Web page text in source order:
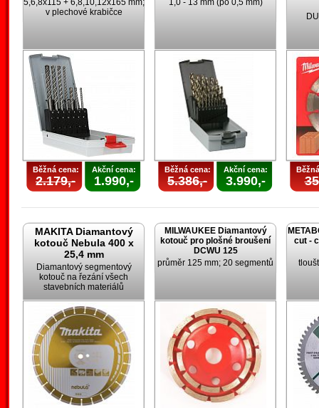
5,6,8x115 + 6,8,10,12x165 mm;
v plechové krabičce
Běžná cena:
2.179,-
Akční cena:
1.990,-
1,0 - 13 mm (po 0,5 mm)
Běžná cena:
5.386,-
Akční cena:
3.990,-
MAKITA Diamantový
kotouč Nebula 400 x
25,4 mm
Diamantový segmentový
kotouč na řezání všech
stavebních materiálů
MILWAUKEE Diamantový
kotouč pro plošné broušení
DCWU 125
průměr 125 mm; 20 segmentů
cut -